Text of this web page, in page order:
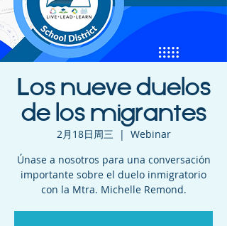
Los nueve duelos
de los migrantes
2月18日周三
  |
Webinar
Únase a nosotros para una conversación
importante sobre el duelo inmigratorio
con la Mtra. Michelle Remond.